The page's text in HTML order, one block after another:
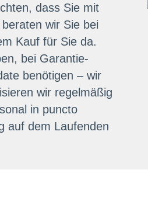
dass Sie mit
wir Sie bei
Kauf für Sie da.
bei Garantie-
benötigen – wir
wir regelmäßig
in puncto
auf dem Laufenden